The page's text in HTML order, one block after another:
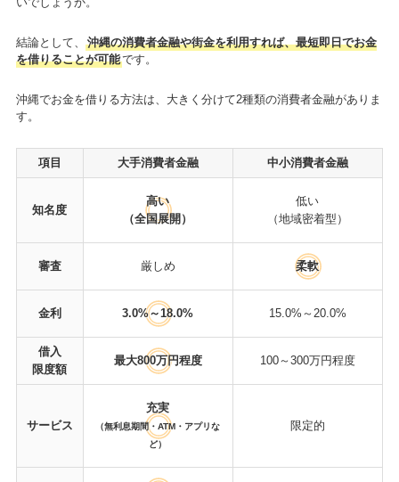
結論として、
沖縄の消費者金融や街金を利用すれば、最短即日でお金
を借りることが可能です。
沖縄でお金を借りる方法は、大きく分けて2種類の消費者金融がありま
す。
項目 大手消費者金融 中小消費者金融
知名度
高い
（全国展開）
低い
（地域密着型）
審査 厳しめ 柔軟
金利 3.0%～18.0% 15.0%～20.0%
借入
限度額
最大800万円程度 100～300万円程度
サービス
充実
（無利息期間・ATM・アプリな
ど）
限定的